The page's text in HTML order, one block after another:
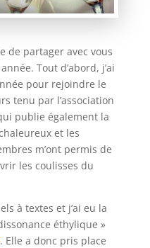
de partager avec vous
Tout d’abord, j’ai
pour rejoindre le
tenu par l’association
publie également la
et les
m’ont permis de
les coulisses du
à textes et j’ai eu la
éthylique »
. Elle a donc pris place